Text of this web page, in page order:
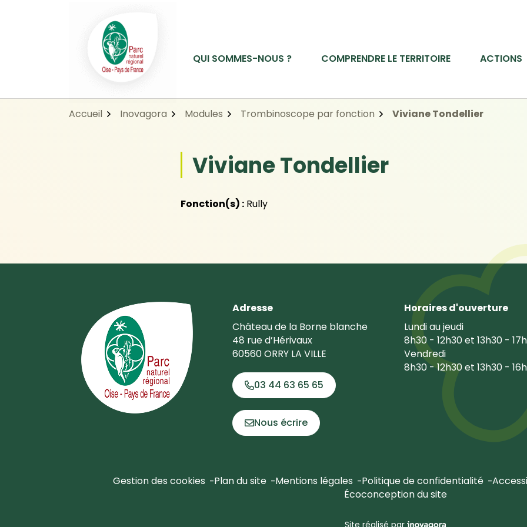
QUI SOMMES-NOUS ? COMPRENDRE LE TERRITOIRE ACTIONS
Accueil Inovagora Modules Trombinoscope par fonction Viviane Tondellier
Viviane Tondellier
Fonction(s) : Rully
Adresse
Château de la Borne blanche
48 rue d’Hérivaux
60560 ORRY LA VILLE
03 44 63 65 65
Nous écrire
Horaires d'ouverture
Lundi au jeudi
8h30 - 12h30 et 13h30 -
Vendredi
8h30 - 12h30 et 13h30 -
Gestion des cookies Plan du site Mentions légales Politique de confidentialité
Écoconception du site
Site réalisé par Inovagora (ouverture dans